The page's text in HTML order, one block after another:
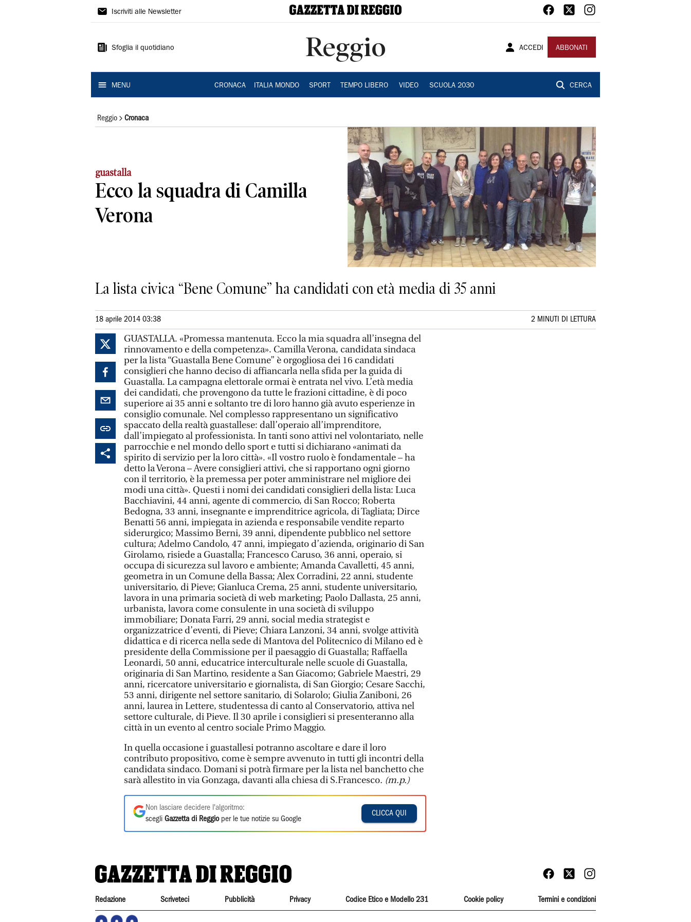
Gazzetta
Reggio
Iscriviti alle Newsletter
Sfoglia il quotidiano Reggio ACCEDI ABBONATI
MENU CRONACA ITALIA MONDO SPORT TEMPO LIBERO VIDEO SCUOLA 2030 CERCA
Reggio Cronaca
guastalla
Ecco la squadra di Camilla
Verona
La lista civica “Bene Comune” ha candidati con età media di 35 anni
18 aprile 2014 03:38 2 MINUTI DI LETTURA
GUASTALLA. «Promessa mantenuta. Ecco la mia squadra all’insegna del
rinnovamento e della competenza». Camilla Verona, candidata sindaca
per la lista “Guastalla Bene Comune” è orgogliosa dei 16 candidati
consiglieri che hanno deciso di affiancarla nella sfida per la guida di
Guastalla. La campagna elettorale ormai è entrata nel vivo. L’età media
dei candidati, che provengono da tutte le frazioni cittadine, è di poco
superiore ai 35 anni e soltanto tre di loro hanno già avuto esperienze in
consiglio comunale. Nel complesso rappresentano un significativo
spaccato della realtà guastallese: dall’operaio all’imprenditore,
dall’impiegato al professionista. In tanti sono attivi nel volontariato, nelle
parrocchie e nel mondo dello sport e tutti si dichiarano «animati da
spirito di servizio per la loro città». «Il vostro ruolo è fondamentale – ha
detto la Verona – Avere consiglieri attivi, che si rapportano ogni giorno
con il territorio, è la premessa per poter amministrare nel migliore dei
modi una città». Questi i nomi dei candidati consiglieri della lista: Luca
Bacchiavini, 44 anni, agente di commercio, di San Rocco; Roberta
Bedogna, 33 anni, insegnante e imprenditrice agricola, di Tagliata; Dirce
Benatti 56 anni, impiegata in azienda e responsabile vendite reparto
siderurgico; Massimo Berni, 39 anni, dipendente pubblico nel settore
cultura; Adelmo Candolo, 47 anni, impiegato d’azienda, originario di San
Girolamo, risiede a Guastalla; Francesco Caruso, 36 anni, operaio, si
occupa di sicurezza sul lavoro e ambiente; Amanda Cavalletti, 45 anni,
geometra in un Comune della Bassa; Alex Corradini, 22 anni, studente
universitario, di Pieve; Gianluca Crema, 25 anni, studente universitario,
lavora in una primaria società di web marketing; Paolo Dallasta, 25 anni,
urbanista, lavora come consulente in una società di sviluppo
immobiliare; Donata Farri, 29 anni, social media strategist e
organizzatrice d’eventi, di Pieve; Chiara Lanzoni, 34 anni, svolge attività
didattica e di ricerca nella sede di Mantova del Politecnico di Milano ed è
presidente della Commissione per il paesaggio di Guastalla; Raffaella
Leonardi, 50 anni, educatrice interculturale nelle scuole di Guastalla,
originaria di San Martino, residente a San Giacomo; Gabriele Maestri, 29
anni, ricercatore universitario e giornalista, di San Giorgio; Cesare Sacchi,
53 anni, dirigente nel settore sanitario, di Solarolo; Giulia Zaniboni, 26
anni, laurea in Lettere, studentessa di canto al Conservatorio, attiva nel
settore culturale, di Pieve. Il 30 aprile i consiglieri si presenteranno alla
città in un evento al centro sociale Primo Maggio.
In quella occasione i guastallesi potranno ascoltare e dare il loro
contributo propositivo, come è sempre avvenuto in tutti gli incontri della
candidata sindaco. Domani si potrà firmare per la lista nel banchetto che
sarà allestito in via Gonzaga, davanti alla chiesa di S.Francesco. (m.p.)
Non lasciare decidere l'algoritmo:
scegli Gazzetta di Reggioper le tue notizie su Google
CLICCA QUI
Redazione Scriveteci Pubblicità Privacy Codice Etico e Modello 231 Cookie policy Termini e condizioni